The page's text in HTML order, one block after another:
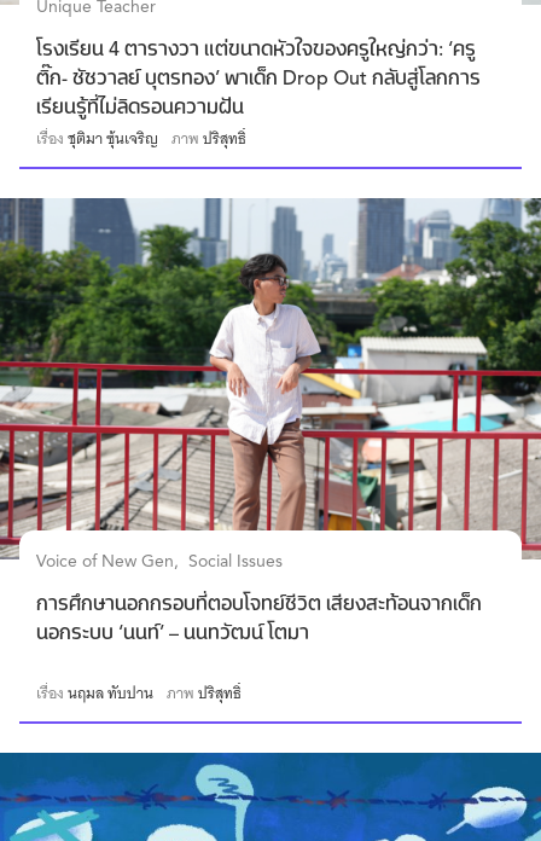
Unique Teacher
โรงเรียน 4 ตารางวา แต่ขนาดหัวใจของครูใหญ่กว่า: ‘ครู
ติ๊ก- ชัชวาลย์ บุตรทอง’ พาเด็ก Drop Out กลับสู่โลกการ
เรียนรู้ที่ไม่ลิดรอนความฝัน
เรื่องชุติมา ซุ้นเจริญ ภาพปริสุทธิ์
Voice of New Gen Social Issues
การศึกษานอกกรอบที่ตอบโจทย์ชีวิต เสียงสะท้อนจากเด็ก
นอกระบบ ‘นนท์’ – นนทวัฒน์ โตมา
เรื่องนฤมล ทับปาน ภาพปริสุทธิ์